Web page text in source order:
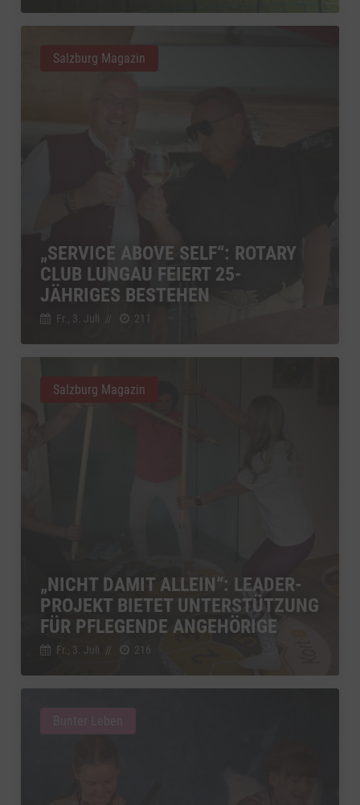
„SERVICE ABOVE SELF“: ROTARY
CLUB LUNGAU FEIERT 25-
JÄHRIGES BESTEHEN
Fr., 3. Juli // 211
Salzburg Magazin
„NICHT DAMIT ALLEIN“: LEADER-
PROJEKT BIETET UNTERSTÜTZUNG
FÜR PFLEGENDE ANGEHÖRIGE
Fr., 3. Juli // 216
Salzburg Magazin